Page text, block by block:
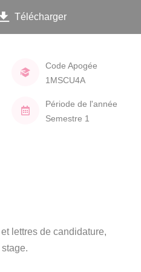
Télécharger
Code Apogée
1MSCU4A
Période de l'année
Semestre 1
lettres de candidature,